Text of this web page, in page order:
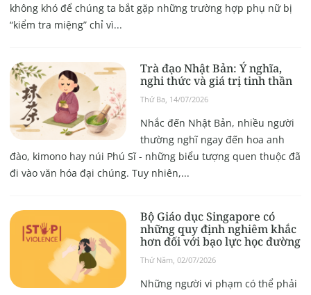
không khó để chúng ta bắt gặp những trường hợp phụ nữ bị
“kiểm tra miệng” chỉ vì...
Trà đạo Nhật Bản: Ý nghĩa,
nghi thức và giá trị tinh thần
Thứ Ba, 14/07/2026
Nhắc đến Nhật Bản, nhiều người
thường nghĩ ngay đến hoa anh
đào, kimono hay núi Phú Sĩ - những biểu tượng quen thuộc đã
đi vào văn hóa đại chúng. Tuy nhiên,...
Bộ Giáo dục Singapore có
những quy định nghiêm khắc
hơn đối với bạo lực học đường
Thứ Năm, 02/07/2026
Những người vi phạm có thể phải